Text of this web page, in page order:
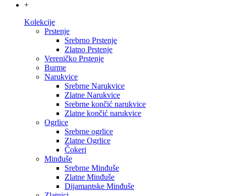
+
Kolekcije
Prstenje
Srebrno Prstenje
Zlatno Prstenje
Vereničko Prstenje
Burme
Narukvice
Srebrne Narukvice
Zlatne Narukvice
Srebrne končić narukvice
Zlatne končić narukvice
Ogrlice
Srebrne ogrlice
Zlatne Ogrlice
Čokeri
Minđuše
Srebrne Minđuše
Zlatne Minđuše
Dijamantske Minđuše